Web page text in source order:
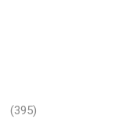
(395)